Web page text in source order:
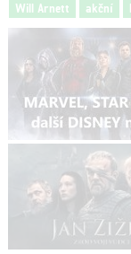
Will Arnett
akční